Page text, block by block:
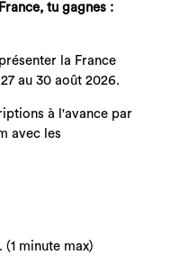
tu gagnes :
la France
au 30 août 2026.
à l'avance par
avec les
(1 minute max)